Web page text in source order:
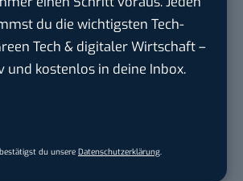
du die wichtigsten Tech-
Tech & digitaler Wirtschaft –
und kostenlos in deine Inbox.
du unsere Datenschutzerklärung.
Student Digital Learning – R&D
in Munich
Media GmbHinMünchen